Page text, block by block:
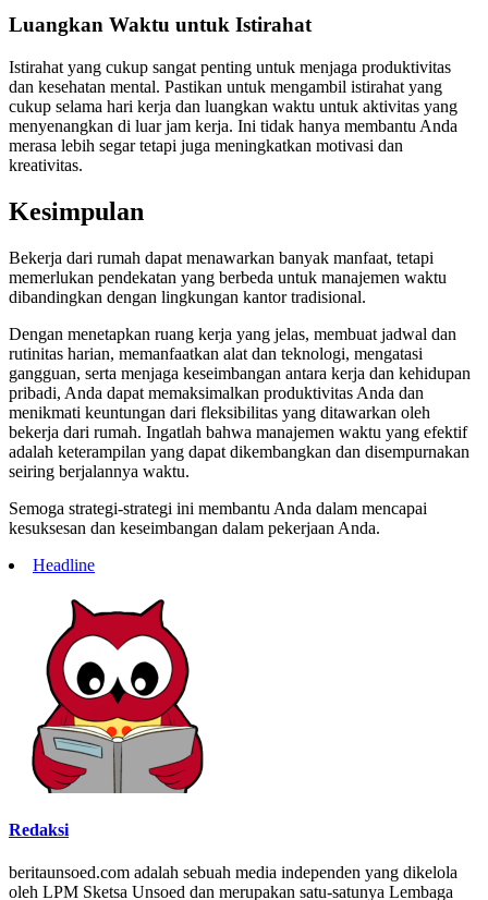
Luangkan Waktu untuk Istirahat
Istirahat yang cukup sangat penting untuk menjaga produktivitas
dan kesehatan mental. Pastikan untuk mengambil istirahat yang
cukup selama hari kerja dan luangkan waktu untuk aktivitas yang
menyenangkan di luar jam kerja. Ini tidak hanya membantu Anda
merasa lebih segar tetapi juga meningkatkan motivasi dan
kreativitas.
Kesimpulan
Bekerja dari rumah dapat menawarkan banyak manfaat, tetapi
memerlukan pendekatan yang berbeda untuk manajemen waktu
dibandingkan dengan lingkungan kantor tradisional.
Dengan menetapkan ruang kerja yang jelas, membuat jadwal dan
rutinitas harian, memanfaatkan alat dan teknologi, mengatasi
gangguan, serta menjaga keseimbangan antara kerja dan kehidupan
pribadi, Anda dapat memaksimalkan produktivitas Anda dan
menikmati keuntungan dari fleksibilitas yang ditawarkan oleh
bekerja dari rumah. Ingatlah bahwa manajemen waktu yang efektif
adalah keterampilan yang dapat dikembangkan dan disempurnakan
seiring berjalannya waktu.
Semoga strategi-strategi ini membantu Anda dalam mencapai
kesuksesan dan keseimbangan dalam pekerjaan Anda.
Headline
Redaksi
beritaunsoed.com adalah sebuah media independen yang dikelola
oleh LPM Sketsa Unsoed dan merupakan satu-satunya Lembaga